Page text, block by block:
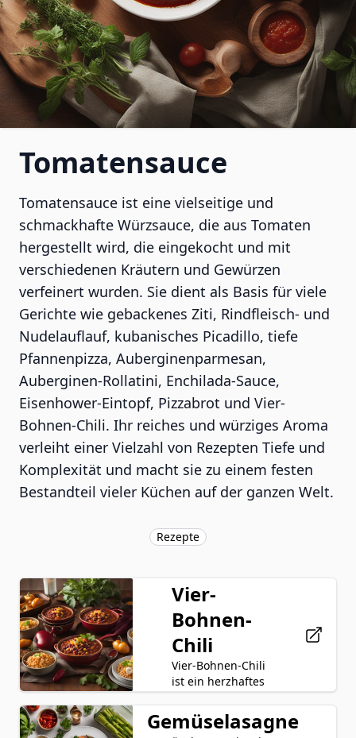
Tomatensauce
Tomatensauce ist eine vielseitige und
schmackhafte Würzsauce, die aus Tomaten
hergestellt wird, die eingekocht und mit
verschiedenen Kräutern und Gewürzen
verfeinert wurden. Sie dient als Basis für viele
Gerichte wie gebackenes Ziti, Rindfleisch- und
Nudelauflauf, kubanisches Picadillo, tiefe
Pfannenpizza, Auberginenparmesan,
Auberginen-Rollatini, Enchilada-Sauce,
Eisenhower-Eintopf, Pizzabrot und Vier-
Bohnen-Chili. Ihr reiches und würziges Aroma
verleiht einer Vielzahl von Rezepten Tiefe und
Komplexität und macht sie zu einem festen
Bestandteil vieler Küchen auf der ganzen Welt.
Rezepte
Vier-
Bohnen-
Chili
Vier-Bohnen-Chili
ist ein herzhaftes
geschmackvolles
Gericht, das
Hackfleisch
Gemüselasagne